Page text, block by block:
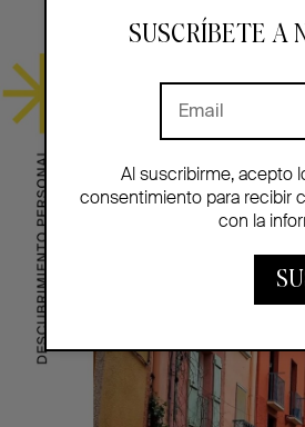
SUSCRÍBETE A
Al suscribirme, acepto
consentimiento para recibir
con la